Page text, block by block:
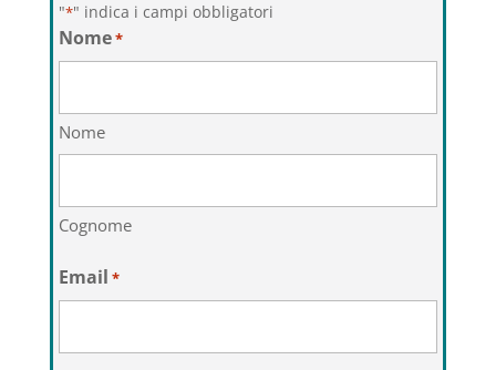
"*" indica i campi obbligatori
Nome*
Nome
Cognome
Email *